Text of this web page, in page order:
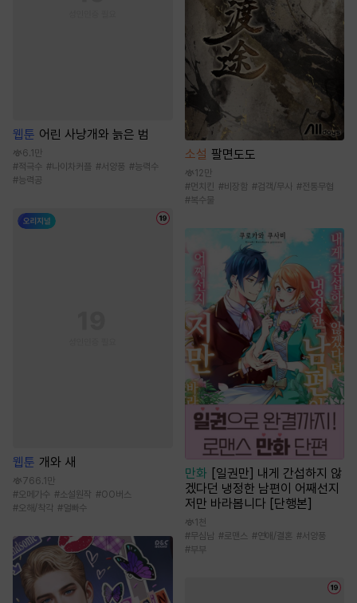
웹툰 어린 사냥개와 늙은 범
6.1만
#적극수 #나이차커플 #서양풍 #능력수
#능력공
웹툰 개와 새
766.1만
#오메가수 #소설원작 #OO버스
#오해/착각 #얼빠수
소설 팔면도도
12만
#먼치킨 #비장함 #검객/무사 #전통무협
#복수물
만화 [일권만] 내게 간섭하지 않
겠다던 냉정한 남편이 어째선지
저만 바라봅니다 [단행본]
1천
#무심남 #로맨스 #연애/결혼 #서양풍
#부부